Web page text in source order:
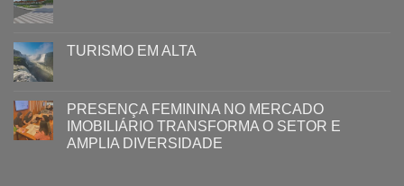
TURISMO EM ALTA
PRESENÇA FEMININA NO MERCADO
IMOBILIÁRIO TRANSFORMA O SETOR E
AMPLIA DIVERSIDADE